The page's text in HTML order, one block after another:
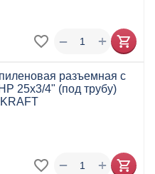
+
−
разъемная с
25х3/4" (под трубу)
+
−